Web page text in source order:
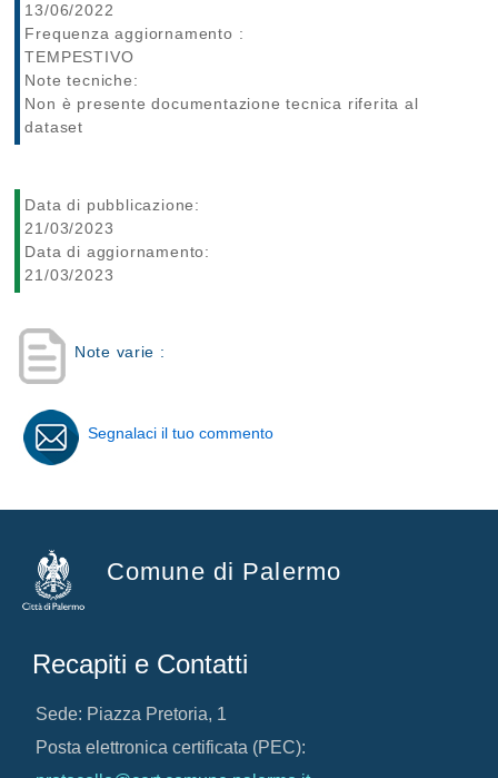
13/06/2022
Frequenza aggiornamento :
TEMPESTIVO
Note tecniche:
Non è presente documentazione tecnica riferita al
dataset
Data di pubblicazione:
21/03/2023
Data di aggiornamento:
21/03/2023
Note varie :
Segnalaci il tuo commento
Comune di Palermo
Recapiti e Contatti
Sede: Piazza Pretoria, 1
Posta elettronica certificata (PEC):